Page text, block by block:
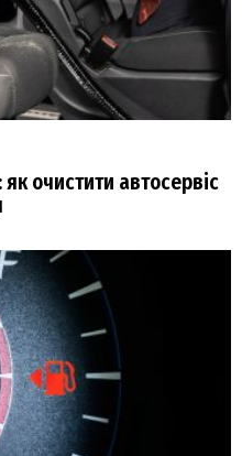
очистити автосервіс